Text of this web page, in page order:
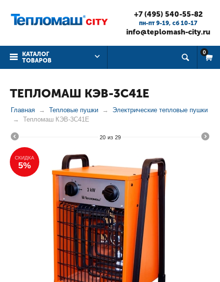
+7 (495) 540-55-82
пн-пт 9-19, cб 10-17
info@teplomash-city.ru
КАТАЛОГ
ТОВАРОВ
0
ТЕПЛОМАШ КЭВ-3С41Е
Главная Тепловые пушки
Электрические тепловые пушки
Тепломаш КЭВ-3С41Е
20 из 29
СКИДКА
5%